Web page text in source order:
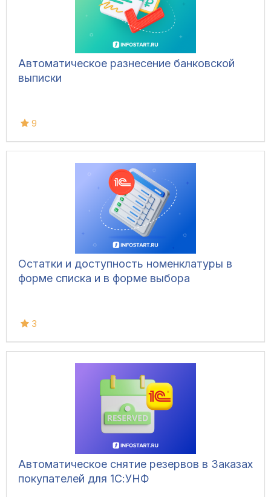
Автоматическое разнесение банковской
выписки
9
Остатки и доступность номенклатуры в
форме списка и в форме выбора
3
Автоматическое снятие резервов в Заказах
покупателей для 1С:УНФ